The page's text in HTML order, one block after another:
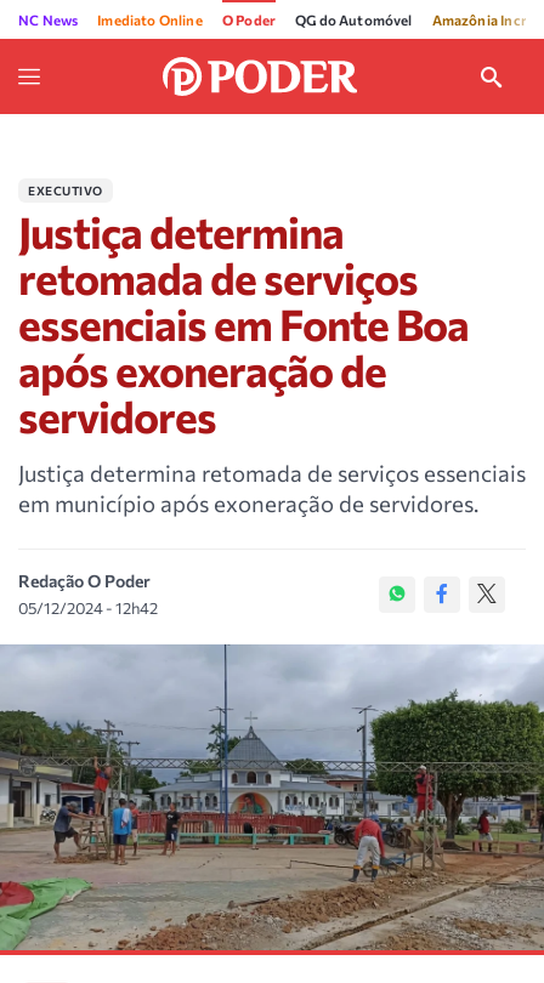
NC News Imediato Online O Poder QG do Automóvel Amazônia
EXECUTIVO
Justiça determina
retomada de serviços
essenciais em Fonte Boa
após exoneração de
servidores
Justiça determina retomada de serviços essenciais
em município após exoneração de servidores.
Redação O Poder
05/12/2024 - 12h42